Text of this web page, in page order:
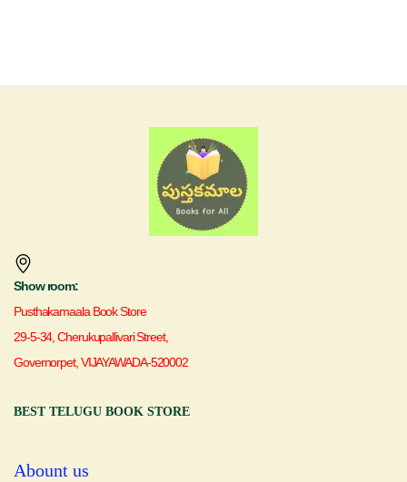
Show room:
Pusthakamaala Book Store
29-5-34, Cherukupallivari Street,
Governorpet, VIJAYAWADA-520002
BEST TELUGU BOOK STORE
Abount us